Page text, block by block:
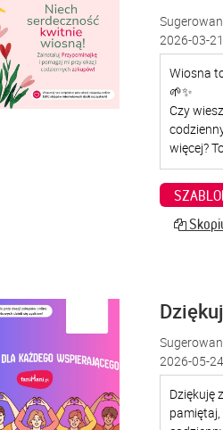
2026-03-
2026-05-